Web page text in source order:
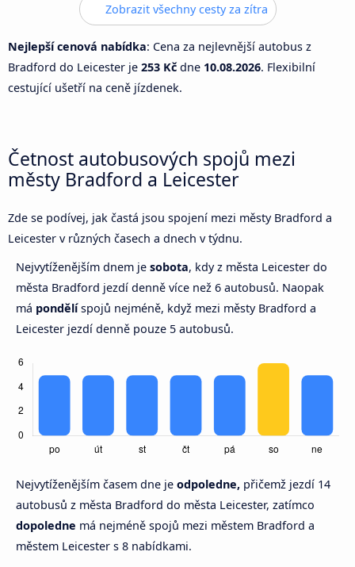
Zobrazit všechny cesty za zítra
Nejlepší cenová nabídka: Cena za nejlevnější autobus z
Bradford do Leicester je 253 Kč dne 10.08.2026. Flexibilní
cestující ušetří na ceně jízdenek.
Četnost autobusových spojů mezi
městy Bradford a Leicester
Zde se podívej, jak častá jsou spojení mezi městy Bradford a
Leicester v různých časech a dnech v týdnu.
Nejvytíženějším dnem je sobota, kdy z města Leicester do
města Bradford jezdí denně více než 6 autobusů. Naopak
má pondělíspojů nejméně, když mezi městy Bradford a
Leicester jezdí denně pouze 5 autobusů.
Nejvytíženějším časem dne je odpoledne, přičemž jezdí 14
autobusů z města Bradford do města Leicester, zatímco
dopoledne má nejméně spojů mezi městem Bradford a
městem Leicester s 8 nabídkami.